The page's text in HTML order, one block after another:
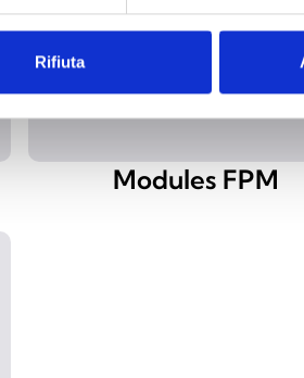
Rifiuta
Modules FPM